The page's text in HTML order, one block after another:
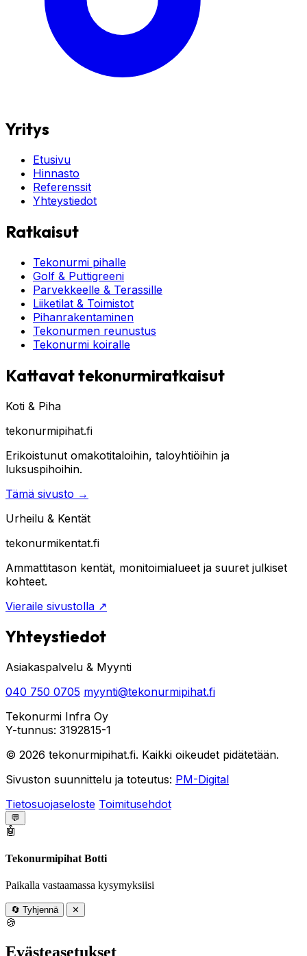
Yritys
Etusivu
Hinnasto
Referenssit
Yhteystiedot
Ratkaisut
Tekonurmi pihalle
Golf & Puttigreeni
Parvekkeelle & Terassille
Liiketilat & Toimistot
Pihanrakentaminen
Tekonurmen reunustus
Tekonurmi koiralle
Kattavat tekonurmiratkaisut
Koti & Piha
tekonurmipihat.fi
Erikoistunut omakotitaloihin, taloyhtiöihin ja
luksuspihoihin.
Tämä sivusto →
Urheilu & Kentät
tekonurmikentat.fi
Ammattitason kentät, monitoimialueet ja suuret julkiset
kohteet.
Vieraile sivustolla ↗
Yhteystiedot
Asiakaspalvelu & Myynti
040 750 0705 myynti@tekonurmipihat.fi
Tekonurmi Infra Oy
Y-tunnus: 3192815-1
© 2026 tekonurmipihat.fi. Kaikki oikeudet pidätetään.
Sivuston suunnittelu ja toteutus: PM-Digital
Tietosuojaseloste Toimitusehdot
💬
🤖
Tekonurmipihat Botti
Paikalla vastaamassa kysymyksiisi
🔄 Tyhjennä ✕
🍪
Evästeasetukset